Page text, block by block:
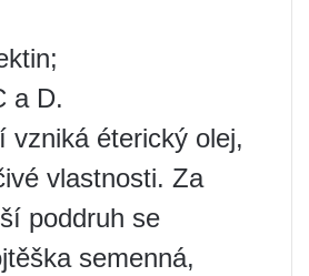
a D.
vzniká éterický olej,
vlastnosti. Za
poddruh se
semenná,